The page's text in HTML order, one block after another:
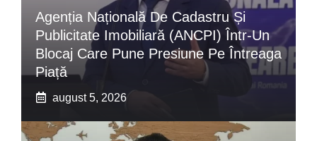
Agenția Națională De Cadastru Și
Publicitate Imobiliară (ANCPI) Într-Un
Blocaj Care Pune Presiune Pe Întreaga
Piață
august 5, 2026